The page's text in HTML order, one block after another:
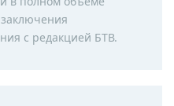
с редакцией БТВ.